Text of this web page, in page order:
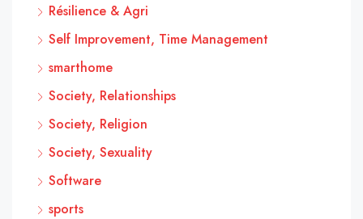
Résilience & Agri
Self Improvement, Time Management
smarthome
Society, Relationships
Society, Religion
Society, Sexuality
Software
sports